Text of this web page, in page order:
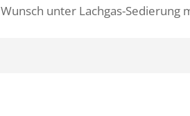
Wunsch unter Lachgas-Sedierung